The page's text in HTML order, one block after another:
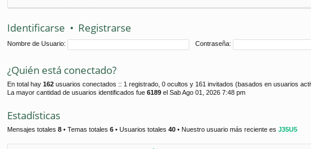
Identificarse • Registrarse
Nombre de Usuario: Contraseña:
¿Quién está conectado?
En total hay 162 usuarios conectados :: 1 registrado, 0 ocultos y 161 invitados (basados en usuarios
La mayor cantidad de usuarios identificados fue 6189 el Sab Ago 01, 2026 7:48 pm
Estadísticas
Mensajes totales 8 • Temas totales 6 • Usuarios totales 40 • Nuestro usuario más reciente es J35U5